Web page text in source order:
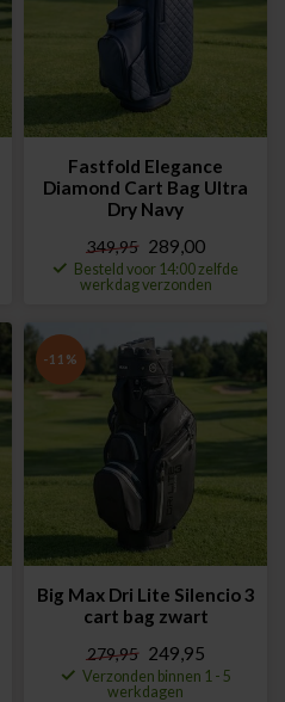
Fastfold Elegance
Diamond Cart Bag Ultra
Dry Navy
349,95 289,00
Besteld voor 14:00 zelfde
werkdag verzonden
-11%
Big Max Dri Lite Silencio 3
cart bag zwart
279,95 249,95
Verzonden binnen 1 - 5
werkdagen